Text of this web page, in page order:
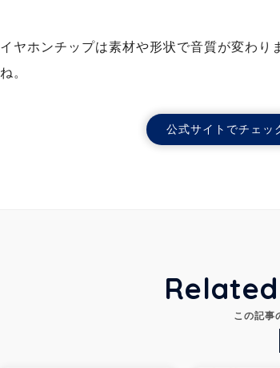
イヤホンチップは素材や形状で音質が変わ
ね。
公式サイトでチェッ
この記事